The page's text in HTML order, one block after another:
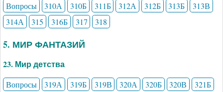
Вопросы 310А 310Б 311Б 312А 312Б 313Б
313В
314А
315 316Б 317 318
5. МИР ФАНТАЗИЙ
23. Мир детства
Вопросы 319А 319Б 319В 320А 320Б 320В
321Б